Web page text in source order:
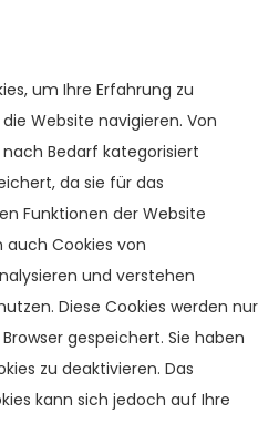
um Ihre Erfahrung zu
Website navigieren. Von
Bedarf kategorisiert
da sie für das
Funktionen der Website
auch Cookies von
und verstehen
Diese Cookies werden nur
gespeichert. Sie haben
zu deaktivieren. Das
kann sich jedoch auf Ihre